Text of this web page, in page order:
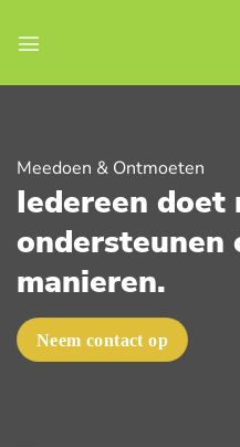
naar
Meedoen & Ontmoeten
Iedereen doet
ondersteunen
manieren.
Neem contact op